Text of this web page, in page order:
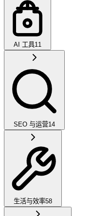
AI 工具11
SEO 与运营14
生活与效率58